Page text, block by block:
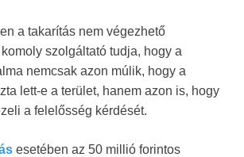
a takarítás nem végezhető
szolgáltató tudja, hogy a
nemcsak azon múlik, hogy a
lett-e a terület, hanem azon is, hogy
a felelősség kérdését.
esetében az 50 millió forintos